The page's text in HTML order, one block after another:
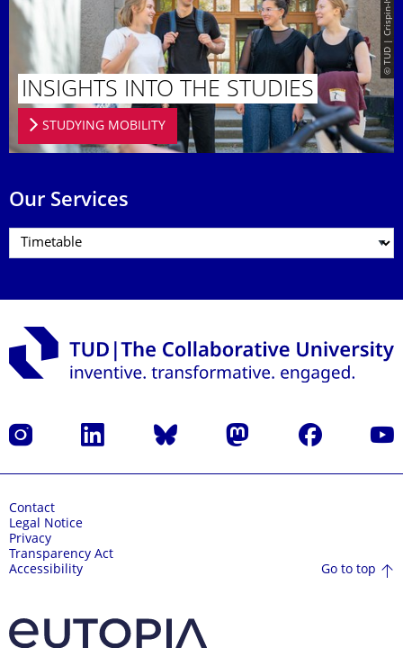
INSIGHTS INTO THE STUDIES
STUDYING MOBILITY
Our Services
Instagram LinkedIn Bluesky Mastodon Facebook
Contact
Legal Notice
Privacy
Transparency Act
Accessibility
Go to top